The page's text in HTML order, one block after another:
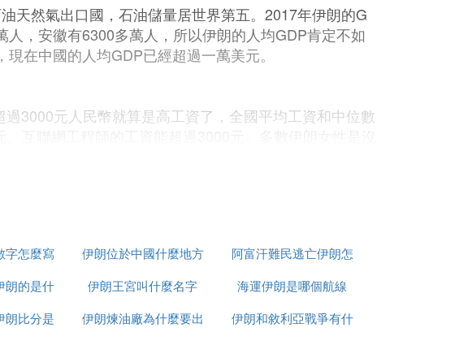
天然氣出口國，石油儲量居世界第五。2017年伊朗的G
，安徽有6300多萬人，所以伊朗的人均GDP肯定不如
在中國的人均GDP已經超過一萬美元。
3000元人民幣就算是高工資了，全國平均工資和中位數
困。因為工資低，很多城市普通家庭不想要孩子，導致
告中說，在亞洲和太平洋地區，按人均收入衡量的
然比較靠後。報告中說，相比於中國經濟的增長速度，
花費上，這一指標最能反映受調查者的實際生活水平。
費支出高達125303港元(約合16019美元)，緊隨其後的
字怎麼寫 伊朗位於中國什麼地方
阿富汗難民逃亡伊朗怎
麼辦
朗的是什
伊朗王宮叫什麼名字
海運伊朗是哪個航線
朗比分是
伊朗煉油廠為什麼要出
伊朗和敘利亞戰爭有什